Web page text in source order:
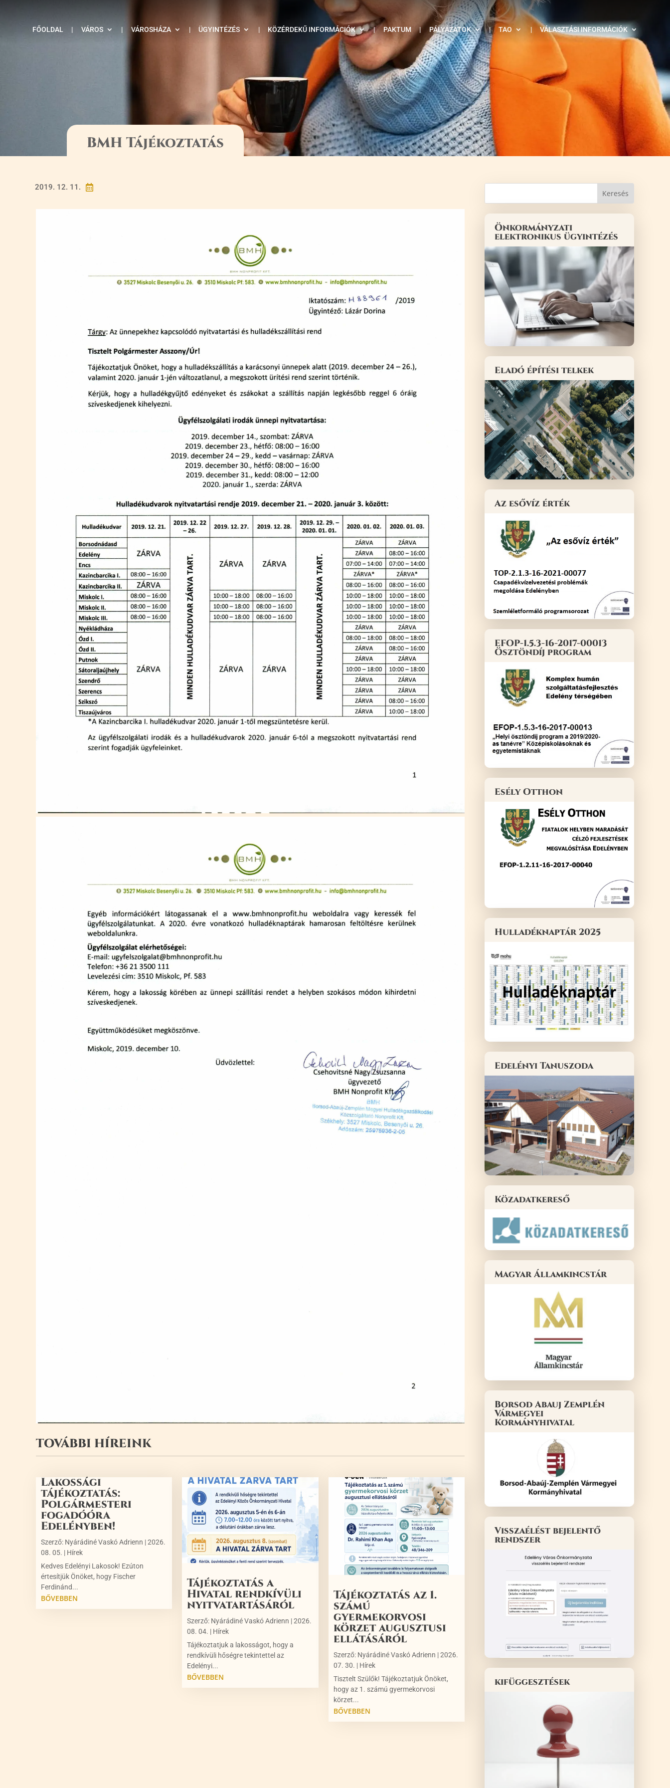
FŐOLDAL | VÁROS | VÁROSHÁZA | ÜGYINTÉZÉS | KÖZÉRDEKŰ INFORMÁCIÓK | PAKTUM | PÁLYÁZATOK | TAO | VÁLASZTÁSI INFORMÁCIÓK
BMH Tájékoztatás

2019. 12. 11.
TOVÁBBI HÍREINK
Lakossági
tájékoztatás:
Polgármesteri
fogadóóra
Edelényben!
Szerző: Nyárádiné Vaskó Adrienn |2026.
08. 05. | Hírek
Kedves Edelényi Lakosok! Ezúton
értesítjük Önöket, hogy Fischer
Ferdinánd...
BŐVEBBEN
Tájékoztatás a
Hivatal rendkívüli
nyitvatartásáról
Szerző: Nyárádiné Vaskó Adrienn |2026.
08. 04. | Hírek
Tájékoztatjuk a lakosságot, hogy a
rendkívüli hőségre tekintettel az
Edelényi...
BŐVEBBEN
Tájékoztatás az 1.
számú
gyermekorvosi
körzet augusztusi
ellátásáról
Szerző: Nyárádiné Vaskó Adrienn |2026.
07. 30. | Hírek
Tisztelt Szülők! Tájékoztatjuk Önöket,
hogy az 1. számú gyermekorvosi
körzet...
BŐVEBBEN
Önkormányzati
elektronikus ügyintézés
Eladó építési telkek
Az esővíz érték
EFOP-1.5.3-16-2017-00013
Ösztöndíj program
Esély Otthon
Hulladéknaptár 2025
Edelényi Tanuszoda
Közadatkereső
Magyar Államkincstár
Borsod Abauj Zemplén
Vármegyei
Kormányhivatal
Visszaélést bejelentő
rendszer
kifüggesztések